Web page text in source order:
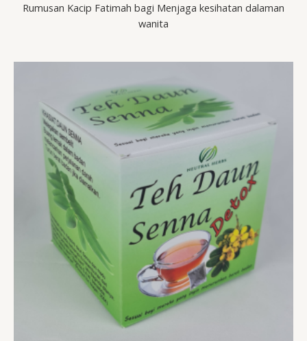
Rumusan Kacip Fatimah bagi Menjaga kesihatan dalaman
wanita